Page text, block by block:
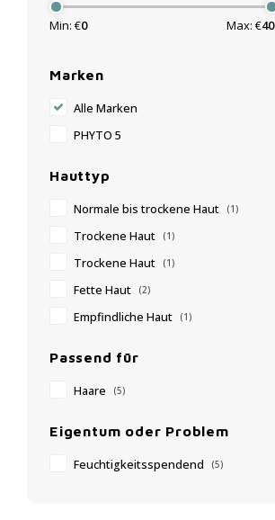
Min: €0 Max: €40
Marken
Alle Marken
PHYTO 5
Hauttyp
Normale bis trockene Haut (1)
Trockene Haut (1)
Trockene Haut (1)
Fette Haut (2)
Empfindliche Haut (1)
Passend für
Haare (5)
Eigentum oder Problem
Feuchtigkeitsspendend (5)